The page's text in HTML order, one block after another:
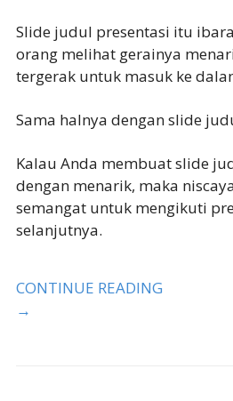
Slide judul presentasi itu
orang melihat gerainya
tergerak untuk masuk ke
Sama halnya dengan slide
Kalau Anda membuat slide
dengan menarik, maka
semangat untuk mengikuti
selanjutnya.
CONTINUE READING
→